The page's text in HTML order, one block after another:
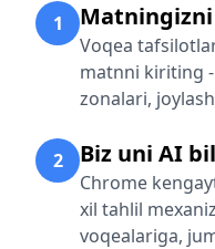
1
Voqea
matnni kiriting -
zonalari,
2 Biz uni AI
Chrome
xil tahlil
voqealariga,